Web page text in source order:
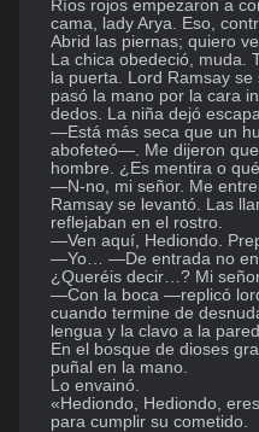
Ríos rojos empezaron a
cama, lady Arya. Eso,
Abrid las piernas; quiero
La chica obedeció, muda.
la puerta. Lord Ramsay
pasó la mano por la cara
dedos. La niña dejó
—Está más seca que un
abofeteó—. Me dijeron
hombre. ¿Es mentira o
—N-no, mi señor. Me
Ramsay se levantó. Las
reflejaban en el rostro.
—Ven aquí, Hediondo.
—Yo… —De entrada no
¿Queréis decir…? Mi
—Con la boca —replicó
cuando termine de
lengua y la clavo a la
En el bosque de dioses
puñal en la mano.
Lo envainó.
«Hediondo, Hediondo,
para cumplir su cometido.